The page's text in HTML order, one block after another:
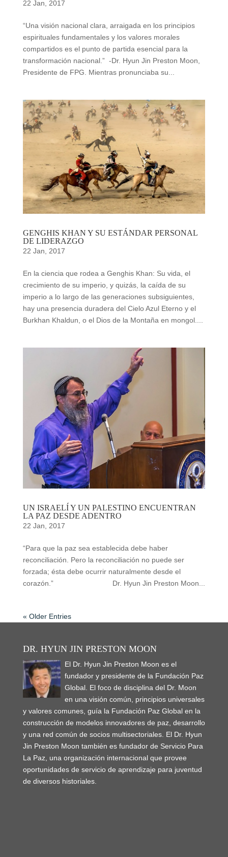
22 Jan, 2017
“Una visión nacional clara, arraigada en los principios
espirituales fundamentales y los valores morales
compartidos es el punto de partida esencial para la
transformación nacional.” -Dr. Hyun Jin Preston Moon,
Presidente de FPG. Mientras pronunciaba su...
GENGHIS KHAN Y SU ESTÁNDAR PERSONAL
DE LIDERAZGO
22 Jan, 2017
En la ciencia que rodea a Genghis Khan: Su vida, el
crecimiento de su imperio, y quizás, la caída de su
imperio a lo largo de las generaciones subsiguientes,
hay una presencia duradera del Cielo Azul Eterno y el
Burkhan Khaldun, o el Dios de la Montaña en mongol....
UN ISRAELÍ Y UN PALESTINO ENCUENTRAN
LA PAZ DESDE ADENTRO
22 Jan, 2017
“Para que la paz sea establecida debe haber
reconciliación. Pero la reconciliación no puede ser
forzada; ésta debe ocurrir naturalmente desde el
corazón.” Dr. Hyun Jin Preston Moon...
« Older Entries
DR. HYUN JIN PRESTON MOON
El Dr. Hyun Jin Preston Moon es el
fundador y presidente de la Fundación Paz
Global. El foco de disciplina del Dr. Moon
en una visión común, principios universales
y valores comunes, guía la Fundación Paz Global en la
construcción de modelos innovadores de paz, desarrollo
y una red común de socios multisectoriales. El Dr. Hyun
Jin Preston Moon también es fundador de Servicio Para
La Paz, una organización internacional que provee
oportunidades de servicio de aprendizaje para juventud
de diversos historiales.